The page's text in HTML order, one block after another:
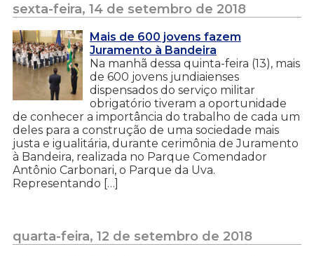
sexta-feira, 14 de setembro de 2018
Mais de 600 jovens fazem
Juramento à Bandeira
Na manhã dessa quinta-feira (13), mais
de 600 jovens jundiaienses
dispensados do serviço militar
obrigatório tiveram a oportunidade
de conhecer a importância do trabalho de cada um
deles para a construção de uma sociedade mais
justa e igualitária, durante cerimônia de Juramento
à Bandeira, realizada no Parque Comendador
Antônio Carbonari, o Parque da Uva.
Representando […]
quarta-feira, 12 de setembro de 2018